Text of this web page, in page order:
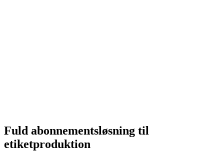
Fuld abonnementsløsning til
etiketproduktion